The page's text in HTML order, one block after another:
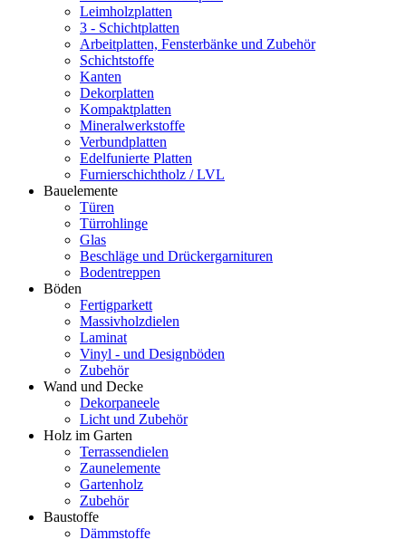
Leimholzplatten
3 - Schichtplatten
Arbeitplatten, Fensterbänke und Zubehör
Schichtstoffe
Kanten
Dekorplatten
Kompaktplatten
Mineralwerkstoffe
Verbundplatten
Edelfunierte Platten
Furnierschichtholz / LVL
Bauelemente
Türen
Türrohlinge
Glas
Beschläge und Drückergarnituren
Bodentreppen
Böden
Fertigparkett
Massivholzdielen
Laminat
Vinyl - und Designböden
Zubehör
Wand und Decke
Dekorpaneele
Licht und Zubehör
Holz im Garten
Terrassendielen
Zaunelemente
Gartenholz
Zubehör
Baustoffe
Dämmstoffe